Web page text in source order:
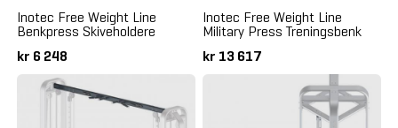
Inotec Free Weight Line
Benkpress Skiveholdere
kr 6 248
Inotec Free Weight Line
Military Press Treningsbenk
kr 13 617